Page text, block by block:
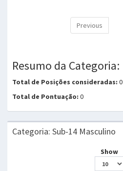
Previous
Resumo da Categoria:
Total de Posições consideradas: 0
Total de Pontuação: 0
Categoria: Sub-14 Masculino
Show